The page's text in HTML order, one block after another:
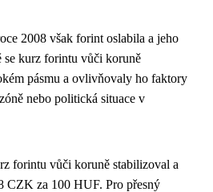
2008 však forint oslabila a jeho
se kurz forintu vůči koruně
pásmu a ovlivňovaly ho faktory
nebo politická situace v
forintu vůči koruně stabilizoval a
CZK za 100 HUF. Pro přesný